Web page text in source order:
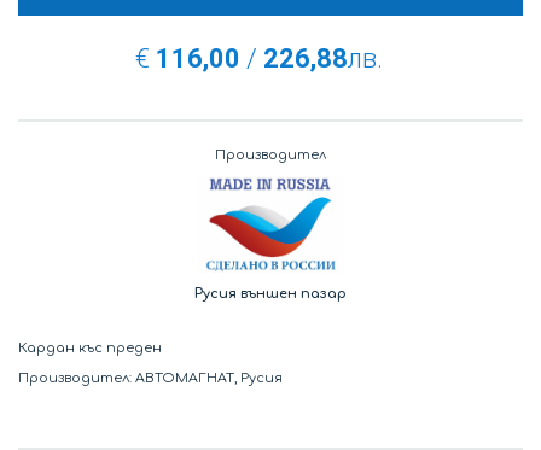
€ 116,00 / 226,88лв.
Производител
Русия външен пазар
Кардан къс преден
Производител: АВТОМАГНАТ, Русия